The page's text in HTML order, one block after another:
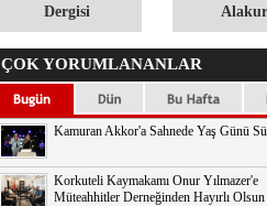
Dergisi
ÇOK YORUMLANANLAR
Kamuran Akkor'a Sahnede Yaş Günü
Korkuteli Kaymakamı Onur Yılmazer'e
Müteahhitler Derneğinden Hayırlı